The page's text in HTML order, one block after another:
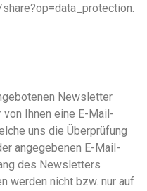
Newsletter
Ihnen eine E-Mail-
uns die Überprüfung
angegebenen E-Mail-
des Newsletters
werden nicht bzw. nur auf